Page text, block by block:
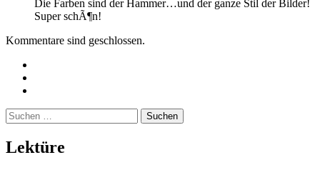
Die Farben sind der Hammer…und der ganze Stil der Bilder!
Super schÃ¶n!
Kommentare sind geschlossen.
Suchen
nach:
Lektüre